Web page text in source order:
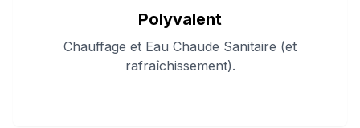
Polyvalent
Chauffage et Eau Chaude Sanitaire (et
rafraîchissement).